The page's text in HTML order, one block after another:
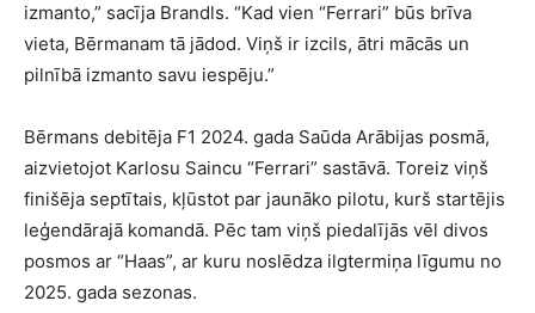
izmanto,” sacīja Brandls. “Kad vien “Ferrari” būs brīva
vieta, Bērmanam tā jādod. Viņš ir izcils, ātri mācās un
pilnībā izmanto savu iespēju.”
Bērmans debitēja F1 2024. gada Saūda Arābijas posmā,
aizvietojot Karlosu Saincu “Ferrari” sastāvā. Toreiz viņš
finišēja septītais, kļūstot par jaunāko pilotu, kurš startējis
leģendārajā komandā. Pēc tam viņš piedalījās vēl divos
posmos ar “Haas”, ar kuru noslēdza ilgtermiņa līgumu no
2025. gada sezonas.